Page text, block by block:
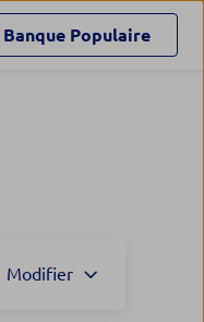
Banque Populaire
Modifier